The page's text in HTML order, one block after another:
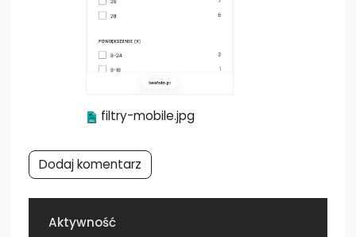
filtry-mobile.jpg
Dodaj komentarz
Aktywność